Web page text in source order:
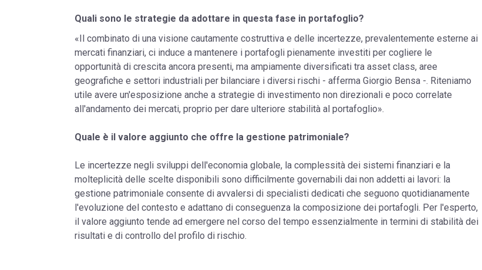
Quali sono le strategie da adottare in questa fase in portafoglio?
«Il combinato di una visione cautamente costruttiva e delle incertezze, prevalentemente esterne ai
mercati finanziari, ci induce a mantenere i portafogli pienamente investiti per cogliere le
opportunità di crescita ancora presenti, ma ampiamente diversificati tra asset class, aree
geografiche e settori industriali per bilanciare i diversi rischi - afferma Giorgio Bensa -. Riteniamo
utile avere un'esposizione anche a strategie di investimento non direzionali e poco correlate
all'andamento dei mercati, proprio per dare ulteriore stabilità al portafoglio».
Quale è il valore aggiunto che offre la gestione patrimoniale?
Le incertezze negli sviluppi dell'economia globale, la complessità dei sistemi finanziari e la
molteplicità delle scelte disponibili sono difficilmente governabili dai non addetti ai lavori: la
gestione patrimoniale consente di avvalersi di specialisti dedicati che seguono quotidianamente
l'evoluzione del contesto e adattano di conseguenza la composizione dei portafogli. Per l'esperto,
il valore aggiunto tende ad emergere nel corso del tempo essenzialmente in termini di stabilità dei
risultati e di controllo del profilo di rischio.